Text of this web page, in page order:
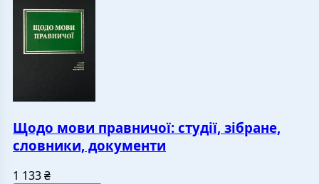
Щодо мови правничої: студії, зібране,
словники, документи
1 133₴